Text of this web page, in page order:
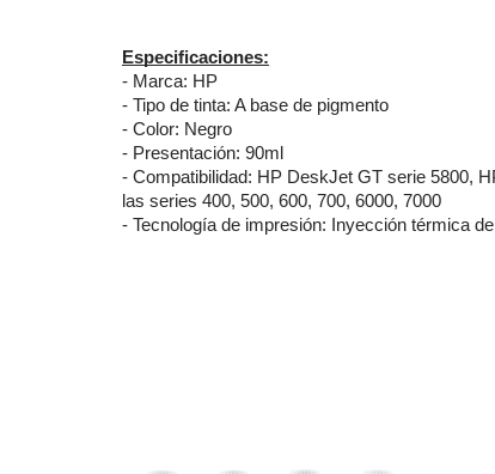
Especificaciones:
- Marca: HP
- Tipo de tinta: A base de pigmento
- Color: Negro
- Presentación: 90ml
- Compatibilidad: HP DeskJet GT serie 5800,
las series 400, 500, 600, 700, 6000, 7000
- Tecnología de impresión: Inyección térmica